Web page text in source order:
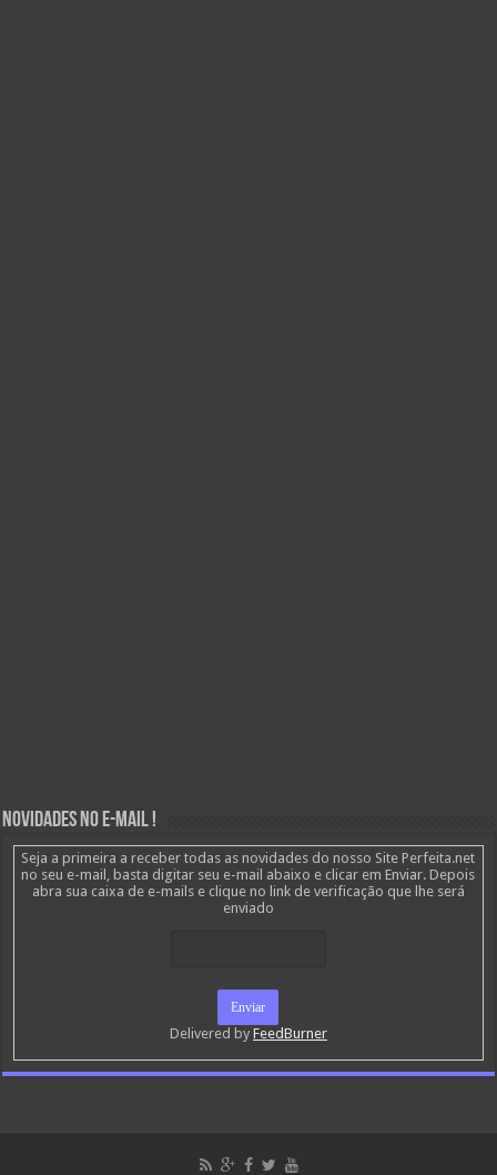
Novidades no E-mail !
Seja a primeira a receber todas as novidades do nosso Site Perfeita.net
no seu e-mail, basta digitar seu e-mail abaixo e clicar em Enviar. Depois
abra sua caixa de e-mails e clique no link de verificação que lhe será
enviado
Delivered by FeedBurner